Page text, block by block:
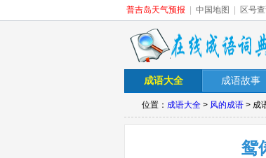
普吉岛天气预报 中国地图 区号
成语大全 成语故事
位置： 成语大全 > 风的成语 > 成
鸳